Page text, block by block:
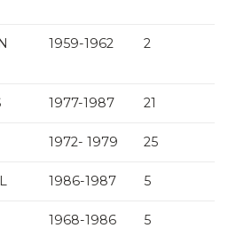
1959-1962 2
1977-1987 21
1972- 1979 25
1986-1987 5
1968-1986 5